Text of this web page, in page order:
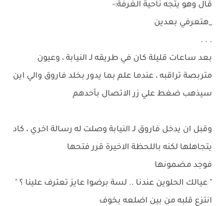
قال وهو يتجه ناحية الغرفة:-
_هتعرفي بعدين
. . .
بعد ساعات قليلة كان في طريقه لـ النيابة ، وعيون
متربصة تراقبه ، عندما علم بما يدور بخلد فاروق والي اين
سيذهب ضغط علي زر الاتصال بأحدهم
وقبل ان يدخل فاروق لـ النيابة وصلت له رسالة اخري ، كاد
يتجاهلها لكنه باللحظة الاخيرة قرر فتحها
فوجد مضمونها
" عيالك الحلوين عندنا .. لسة برضوا عايز تعترف علينا ؟ "
انتزع قلبه من بين اضلعه بخوف